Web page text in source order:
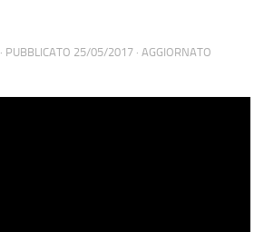
· PUBBLICATO 25/05/2017 · AGGIORNATO